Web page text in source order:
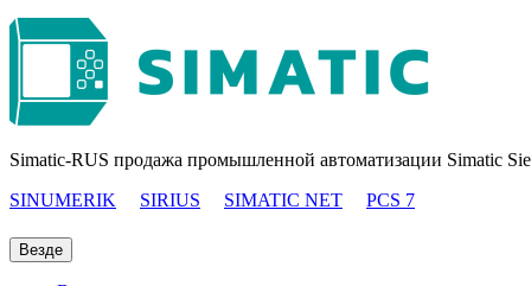
Simatic-RUS продажа промышленной автоматизации Simatic
SINUMERIK
SIRIUS SIMATIC NET PCS 7
Везде